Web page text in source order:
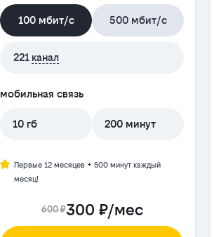
100 мбит/с 500 мбит/с
221 канал
мобильная связь
10 гб 200 минут
Первые 12 месяцев + 500 минут каждый
месяц!
600 ₽300 ₽/мес